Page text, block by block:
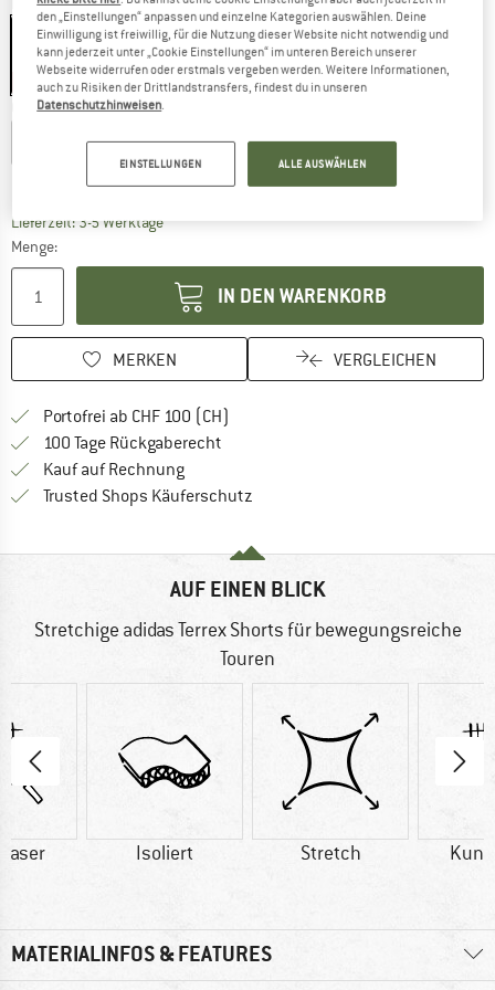
30%
Grösse wählen:
S M L XL XXL
Grössentabelle
Lieferzeit: 3-5 WerktageDer Link öffnet sich in einer Infobox und
Menge:
IN DEN WARENKORB
MERKEN VERGLEICHEN
Portofrei ab CHF 100 (CH)
100 Tage Rückgaberecht
Kauf auf RechnungFinde die Zahlungs-Infos hier! Öffnet
Trusted Shops Käuferschutz
AUF EINEN BLICK
Stretchige adidas Terrex Shorts für bewegungsreiche
Touren
Isoliert Stretch
MATERIALINFOS & FEATURES
den „Einstellungen“ anpassen und einzelne Kategorien auswählen. Deine
Einwilligung ist freiwillig, für die Nutzung dieser Website nicht notwendig und
kann jederzeit unter „Cookie Einstellungen“ im unteren Bereich unserer
Webseite widerrufen oder erstmals vergeben werden. Weitere Informationen,
auch zu Risiken der Drittlandstransfers, findest du in unseren
Datenschutzhinweisen
EINSTELLUNGEN ALLE AUSWÄHLEN